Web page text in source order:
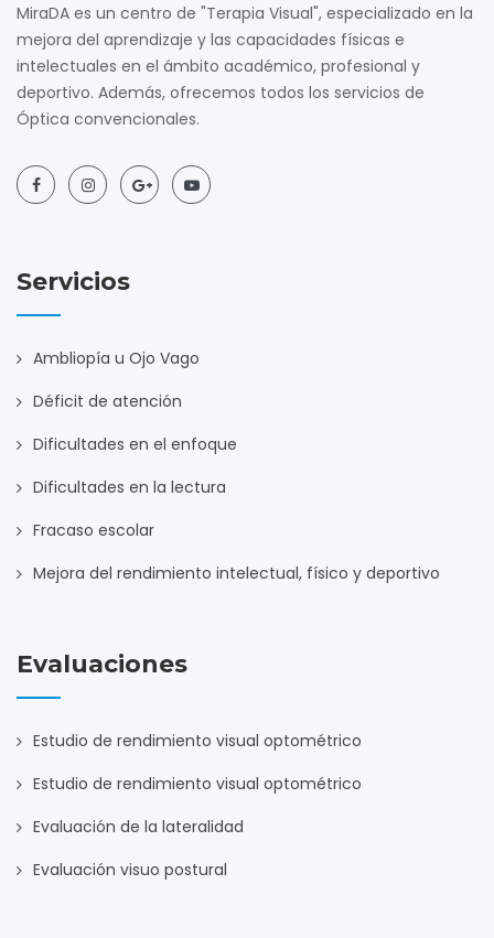
MiraDA es un centro de "Terapia Visual", especializado en la
mejora del aprendizaje y las capacidades físicas e
intelectuales en el ámbito académico, profesional y
deportivo. Además, ofrecemos todos los servicios de
Óptica convencionales.
Servicios
Ambliopía u Ojo Vago
Déficit de atención
Dificultades en el enfoque
Dificultades en la lectura
Fracaso escolar
Mejora del rendimiento intelectual, físico y deportivo
Evaluaciones
Estudio de rendimiento visual optométrico
Estudio de rendimiento visual optométrico
Evaluación de la lateralidad
Evaluación visuo postural